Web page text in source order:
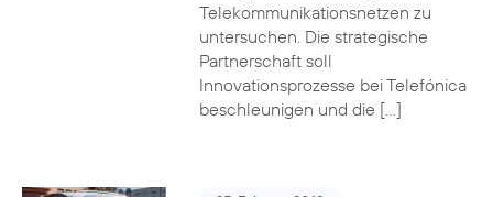
Telekommunikationsnetzen zu
untersuchen. Die strategische
Partnerschaft soll
Innovationsprozesse bei Telefónica
beschleunigen und die […]